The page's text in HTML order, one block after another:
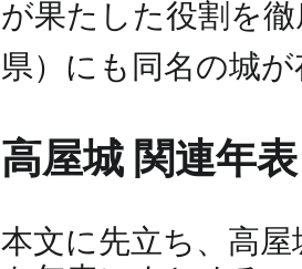
が果たした役割を
県）にも同名の城
高屋城 関連年表
本文に先立ち、高